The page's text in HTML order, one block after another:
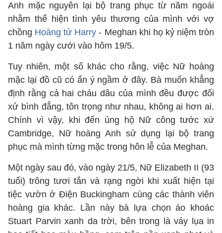
Anh mặc nguyên lại bộ trang phục từ năm ngoái
nhằm thể hiện tình yêu thương của mình với vợ
chồng Hoàng tử Harry - Meghan khi họ kỷ niệm tròn
1 năm ngày cưới vào hôm 19/5.
Tuy nhiên, một số khác cho rằng, việc Nữ hoàng
mặc lại đồ cũ có ẩn ý ngầm ở đây. Bà muốn khẳng
định rằng cả hai cháu dâu của mình đều được đối
xử bình đẳng, tôn trọng như nhau, không ai hơn ai.
Chính vì vậy, khi đến ủng hộ Nữ công tước xứ
Cambridge, Nữ hoàng Anh sử dụng lại bộ trang
phục mà mình từng mặc trong hôn lễ của Meghan.
Một ngày sau đó, vào ngày 21/5, Nữ Elizabeth II (93
tuổi) trông tươi tắn và rạng ngời khi xuất hiện tại
tiệc vườn ở Điện Buckingham cùng các thành viên
hoàng gia khác. Lần này bà lựa chọn áo khoác
Stuart Parvin xanh da trời, bên trong là váy lụa in